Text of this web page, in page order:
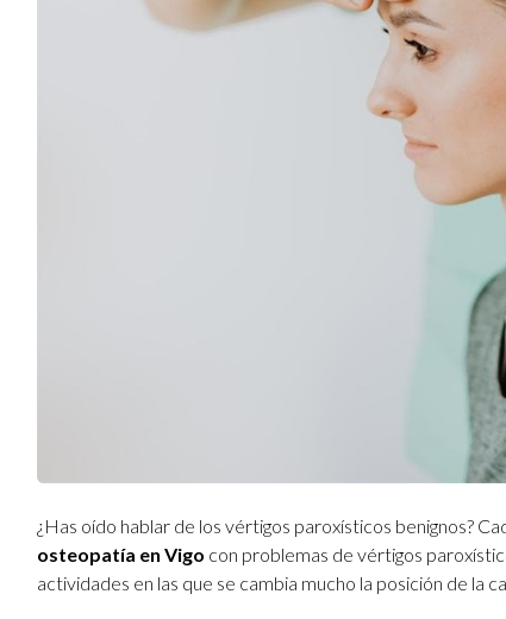
¿Has oído hablar de los vértigos paroxísticos benignos?
osteopatía en Vigo con problemas de vértigos
actividades en las que se cambia mucho la posición de la